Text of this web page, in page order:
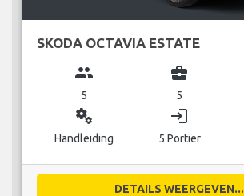
SKODA OCTAVIA ESTATE
group
5
business_center
5
miscellaneous_services
Handleiding
login
5 Portier
DETAILS WEERGEVEN...